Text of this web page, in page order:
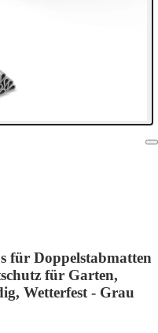
für Doppelstabmatten
für Garten,
Wetterfest - Grau